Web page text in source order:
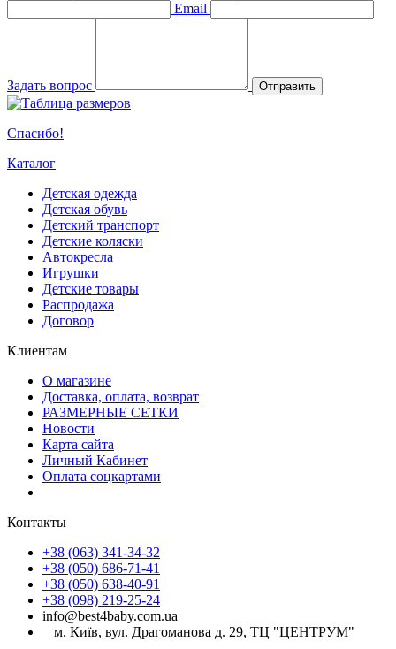
Email
Задать вопрос Отправить
Спасибо!
Каталог
Детская одежда
Детская обувь
Детский транспорт
Детские коляски
Автокресла
Игрушки
Детские товары
Распродажа
Договор
Клиентам
О магазине
Доставка, оплата, возврат
РАЗМЕРНЫЕ СЕТКИ
Новости
Карта сайта
Личный Кабинет
Оплата соцкартами
Контакты
+38 (063) 341-34-32
+38 (050) 686-71-41
+38 (050) 638-40-91
+38 (098) 219-25-24
info@best4baby.com.ua
м. Київ, вул. Драгоманова д. 29, ТЦ "ЦЕНТРУМ"